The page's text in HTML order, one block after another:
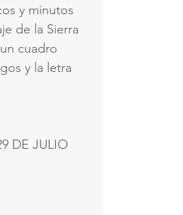
y minutos
de la Sierra
cuadro
y la letra
DE JULIO